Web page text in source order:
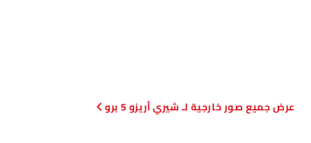
صور خارجية لـ شيري أريزو 5 برو